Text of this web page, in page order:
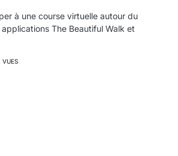
à une course virtuelle autour du
The Beautiful Walk et
VUES